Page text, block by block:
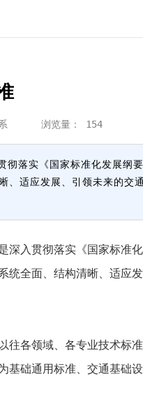
体系 浏览量： 154
落实《国家标准化发展纲
适应发展、引领未来的交
入贯彻落实《国家标准
全面、结构清晰、适应
各领域、各专业技术标
础通用标准、交通基础